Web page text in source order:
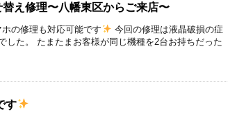
え修理〜八幡東区からご来店〜
の修理も対応可能です
今回の修理は液晶破損の症
した。 たまたまお客様が同じ機種を2台お持ちだった
す